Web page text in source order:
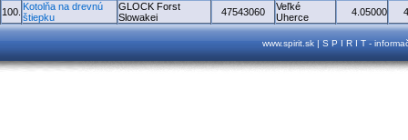
100. Kotolňa na drevnú
štiepku
GLOCK Forst
Slowakei
47543060
Veľké
Uherce
4.05000
www.spirit.sk | S P I R I T -